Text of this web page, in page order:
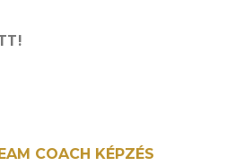
COACH KÉPZÉS